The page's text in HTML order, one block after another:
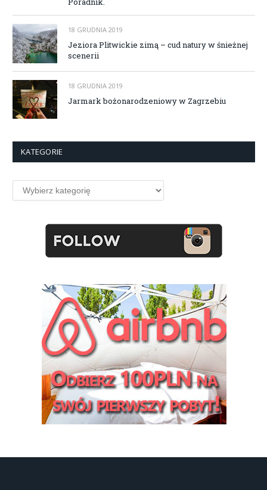
18 GRUDNIA 2019
Jeziora Plitwickie zimą – cud natury w śnieżnej
scenerii
18 GRUDNIA 2019
Jarmark bożonarodzeniowy w Zagrzebiu
KATEGORIE
Kategorie